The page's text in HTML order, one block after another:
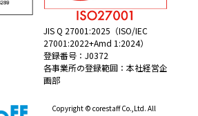
JIS Q 27001:2025（ISO/IEC
27001:2022+Amd 1:2024）
登録番号：J0372
各事業所の登録範囲：本社経営企
画部
Copyright © corestaff Co.,Ltd. All